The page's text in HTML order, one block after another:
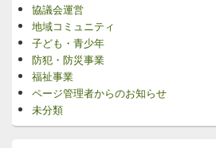
協議会運営
地域コミュニティ
子ども・青少年
防犯・防災事業
福祉事業
ページ管理者からのお知らせ
未分類